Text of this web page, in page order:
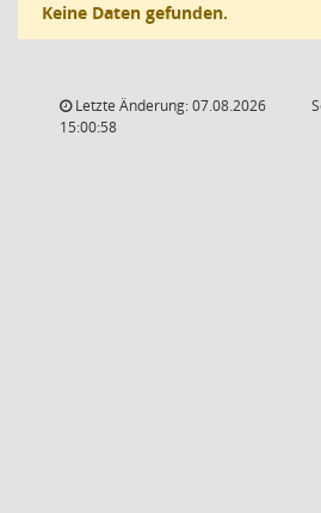
Keine Daten gefunden.
Letzte Änderung: 07.08.2026
15:00:58